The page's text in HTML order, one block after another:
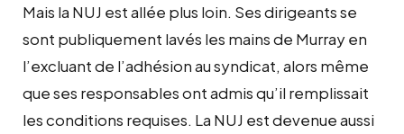
Mais la NUJ est allée plus loin. Ses dirigeants se
sont publiquement lavés les mains de Murray en
l’excluant de l’adhésion au syndicat, alors même
que ses responsables ont admis qu’il remplissait
les conditions requises. La NUJ est devenue aussi